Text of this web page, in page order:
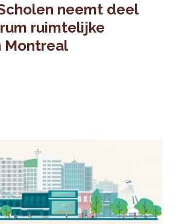
neemt deel
ruimtelijke
Montreal